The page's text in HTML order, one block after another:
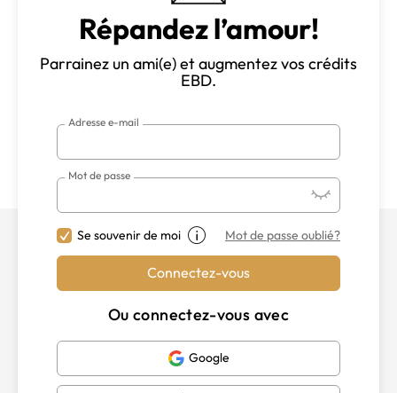
Répandez l’amour!
Parrainez un ami(e) et augmentez vos crédits
EBD.
Adresse e-mail
Mot de passe
Se souvenir de moi Mot de passe oublié?
Connectez-vous
Ou connectez-vous avec
Google